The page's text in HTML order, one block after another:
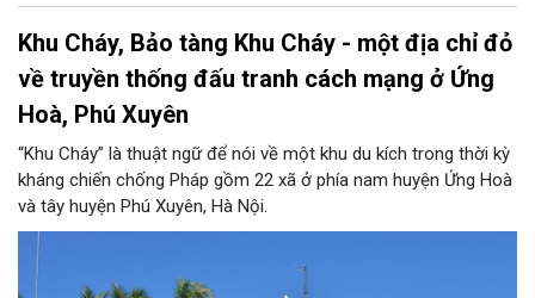
Khu Cháy, Bảo tàng Khu Cháy - một địa chỉ đỏ
về truyền thống đấu tranh cách mạng ở Ứng
Hoà, Phú Xuyên
“Khu Cháy” là thuật ngữ để nói về một khu du kích trong thời kỳ
kháng chiến chống Pháp gồm 22 xã ở phía nam huyện Ứng Hoà
và tây huyện Phú Xuyên, Hà Nội.